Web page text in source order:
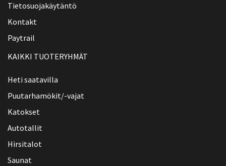
Tietosuojakäytäntö
Kontakt
Paytrail
KAIKKI TUOTERYHMÄT
Heti saatavilla
Puutarhamökit/-vajat
Katokset
Autotallit
Hirsitalot
Saunat